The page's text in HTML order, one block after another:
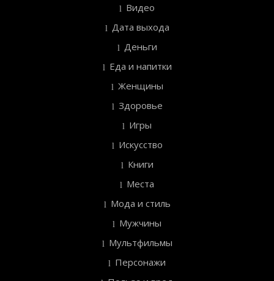
Видео
Дата выхода
Деньги
Еда и напитки
Женщины
Здоровье
Игры
Искусство
Книги
Места
Мода и стиль
Мужчины
Мультфильмы
Персонажи